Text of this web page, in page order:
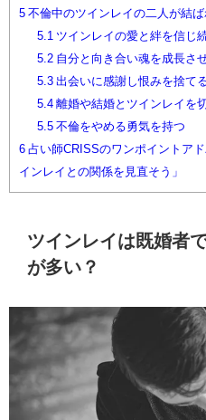
5 不倫中のツインレイの二人が結
5.1
ツインレイの愛と絆を信じ
5.2自分と向き合い魂を成長さ
5.3出会いに感謝し恨みを捨て
5.4離婚や結婚とツインレイを
5.5不倫をやめる勇気を持つ
6 占い師CRISSのワンポイントア
インレイとの関係を見直そう」
ツインレイは既婚者
が多い？